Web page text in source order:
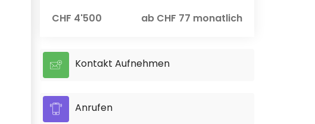
CHF 4'500 ab CHF 77 monatlich
Kontakt Aufnehmen
Anrufen